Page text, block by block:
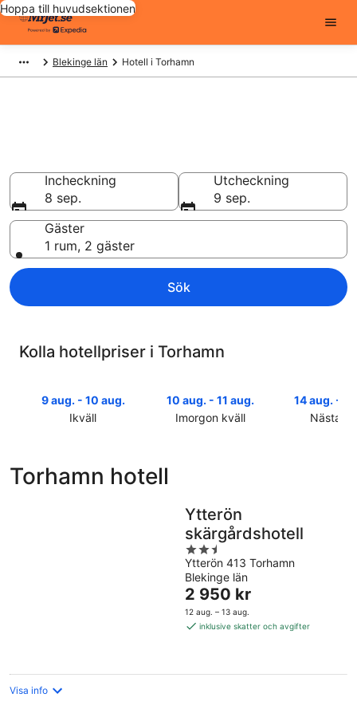
Hoppa till huvudsektionen
Blekinge län Hotell i Torhamn
Incheckning
8 sep.
Utcheckning
9 sep.
Gäster
1 rum, 2 gäster
Sök
Kolla hotellpriser i Torhamn
9 aug. - 10 aug.
Ikväll
Torhamn
10 aug. - 11 aug.
Imorgon kväll
i
Torhamn
imorgon
natt,
aug.
aug.
14 aug. -
Nästa
helg,
14
aug.
Torhamn hotell
Ytterön
skärgårdshotell
2.5
out
of
5
Ytterön 413 Torhamn
Blekinge län
Priset
är
2 950 kr
2 950 kr
12 aug. – 13 aug.
inklusive skatter och avgifter
Visa info